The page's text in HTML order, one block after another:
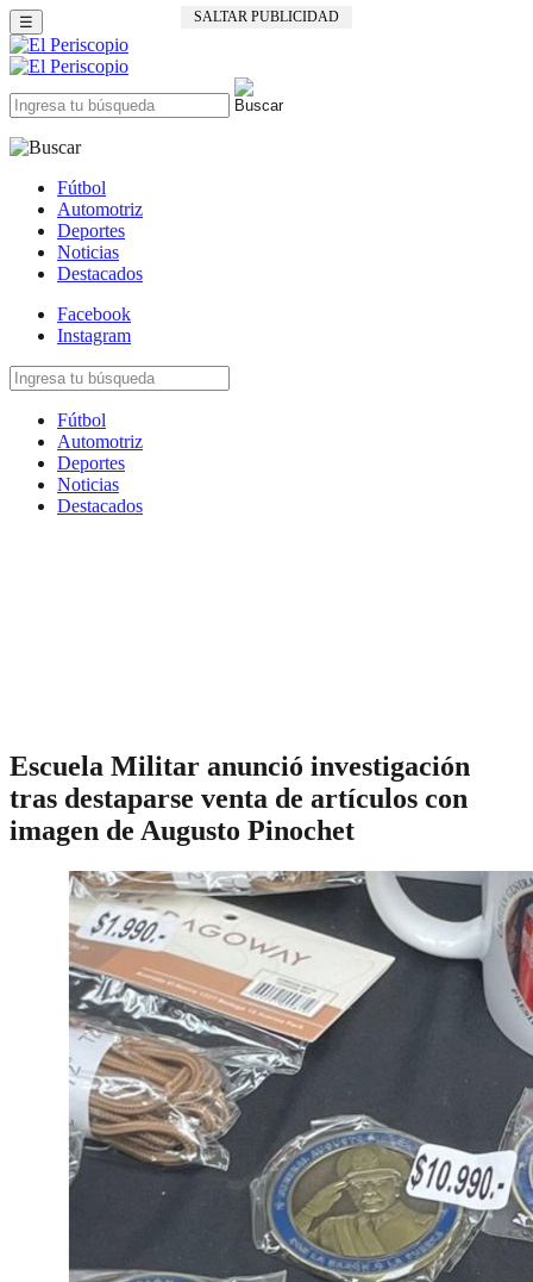
SALTAR PUBLICIDAD
☰
Fútbol
Automotriz
Deportes
Noticias
Destacados
Facebook
Instagram
Fútbol
Automotriz
Deportes
Noticias
Destacados
Escuela Militar anunció investigación
tras destaparse venta de artículos con
imagen de Augusto Pinochet